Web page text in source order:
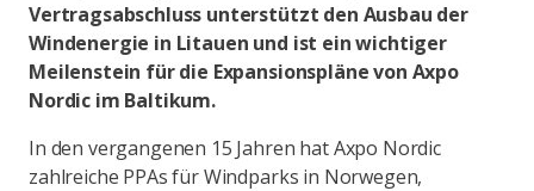
Vertragsabschluss unterstützt den Ausbau der
Windenergie in Litauen und ist ein wichtiger
Meilenstein für die Expansionspläne von Axpo
Nordic im Baltikum.
In den vergangenen 15 Jahren hat Axpo Nordic
zahlreiche PPAs für Windparks in Norwegen,